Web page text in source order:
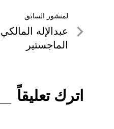
تصفّح
المقالات
لمنشور السابق
لمنشور
السابق
عبدالإله
الماجستير
اترك تعليقاً